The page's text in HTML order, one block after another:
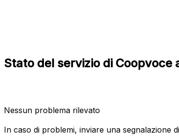
Stato del servizio di Coopvoce
Nessun problema rilevato
In caso di problemi, inviare una segnalazione